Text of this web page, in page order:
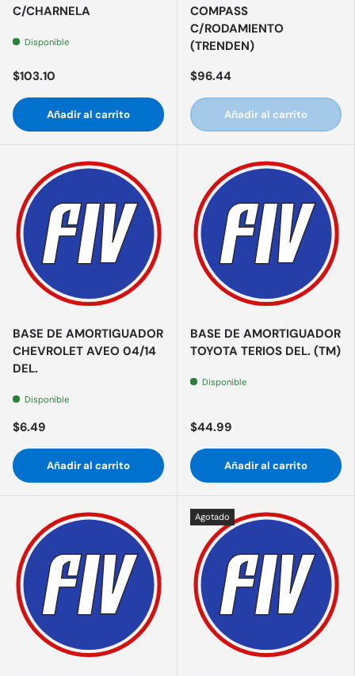
C/CHARNELA
Disponible
$103.10
Añadir al carrito
COMPASS
C/RODAMIENTO
(TRENDEN)
$96.44
Añadir al carrito
BASE DE AMORTIGUADOR
CHEVROLET AVEO 04/14
DEL.
Disponible
$6.49
Añadir al carrito
BASE DE AMORTIGUADOR
TOYOTA TERIOS DEL. (TM)
Disponible
$44.99
Añadir al carrito
Agotado